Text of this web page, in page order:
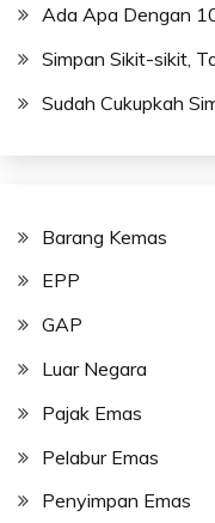
Ada Apa Dengan
Simpan Sikit-sikit,
Sudah Cukupkah
Barang Kemas
EPP
GAP
Luar Negara
Pajak Emas
Pelabur Emas
Penyimpan Emas